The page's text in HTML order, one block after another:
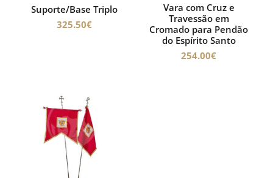
Suporte/Base Triplo
325.50€
Vara com Cruz e
Travessão em
Cromado para Pendão
do Espírito Santo
254.00€